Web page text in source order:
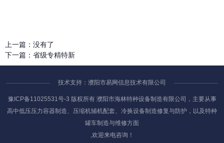
上一篇： 没有了
下一篇： 省级专精特新
技术支持：濮阳市易网信息技术有限公司
豫ICP备11025531号-3 版权所有 濮阳市海林特种设备制造有限公司，主要从事
高中低压压力容器制造、压缩机辅机配套、冷换设备制造修复与防护，以及特种
罐车制造与维修方面
,欢迎来电咨询！